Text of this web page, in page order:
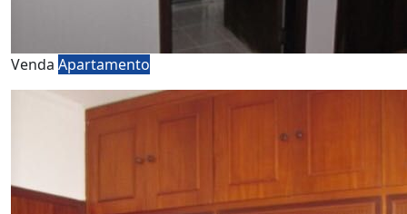
Venda Apartamento